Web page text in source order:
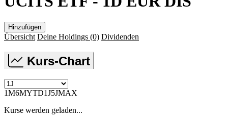
Hinzufügen
Übersicht Deine Holdings (0) Dividenden
Kurs-Chart
1M6MYTD1J5JMAX
Kurse werden geladen...